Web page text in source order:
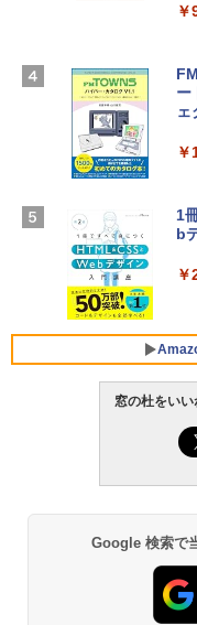
ー
D
ン
￥
定
イ
ラ
￥
定
ラ
￥
ー
ェ
￥
1
b
￥
￥
窓の杜をい
Google 検索で